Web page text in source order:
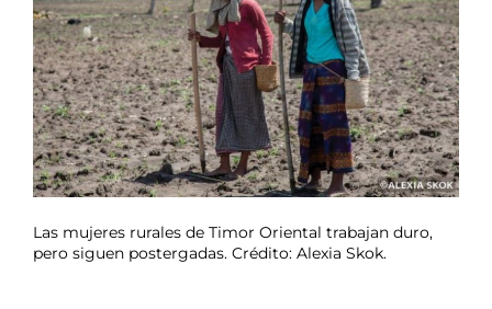
Las mujeres rurales de Timor Oriental trabajan duro,
pero siguen postergadas. Crédito: Alexia Skok.